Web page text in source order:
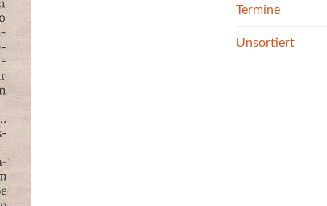
Termine
Unsortiert